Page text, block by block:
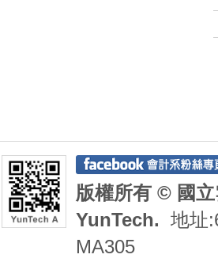
版權所有 © 國
YunTech. 地址
MA305